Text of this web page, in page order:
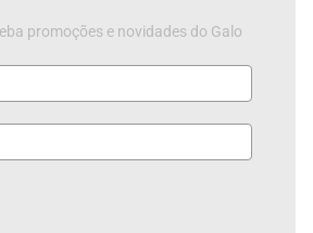
promoções e novidades do Galo